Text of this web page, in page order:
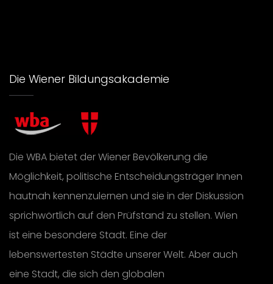
Die Wiener Bildungsakademie
Die WBA bietet der Wiener Bevölkerung die
Möglichkeit, politische Entscheidungsträger Innen
hautnah kennenzulernen und sie in der Diskussion
sprichwörtlich auf den Prüfstand zu stellen. Wien
ist eine besondere Stadt. Eine der
lebenswertesten Städte unserer Welt. Aber auch
eine Stadt, die sich den globalen